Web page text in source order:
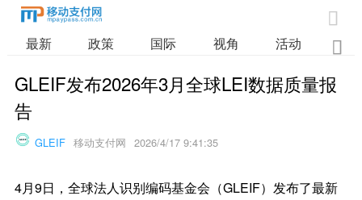

最新 政策 国际 视角 活动 业

GLEIF发布2026年3月全球LEI数据质量报
告
GLEIF 移动支付网 2026/4/17 9:41:35
4月9日，全球法人识别编码基金会（GLEIF）发布了最新